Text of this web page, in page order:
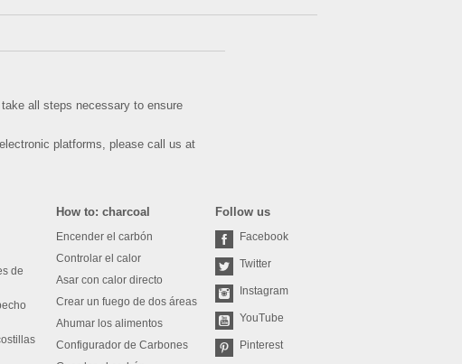
de
How to: charcoal
Encender el carbón
Controlar el calor
Asar con calor directo
Crear un fuego de dos áreas
Ahumar los alimentos
Configurador de Carbones
Follow us
Facebook
Twitter
Instagram
YouTube
Pinterest
all steps necessary to ensure
platforms, please call us at